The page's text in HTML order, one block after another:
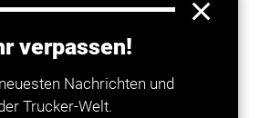
verpassen!
Nachrichten und
Trucker-Welt.
entdecken